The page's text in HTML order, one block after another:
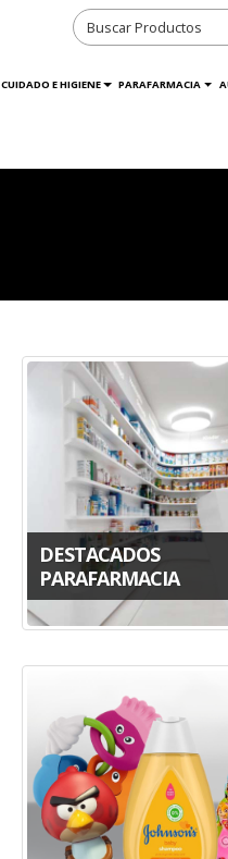
CUIDADO E HIGIENE PARAFARMACIA
DESTACADOS
PARAFARMACIA